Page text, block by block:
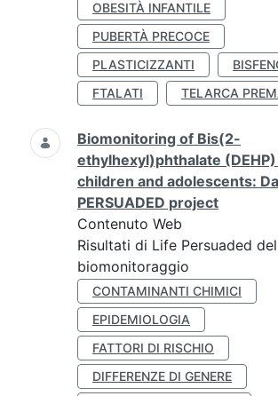
OBESITÀ INFANTILE
PUBERTÀ PRECOCE
PLASTICIZZANTI
FTALATI
TELARCA
Biomonitoring of Bis(2-
ethylhexyl)phthalate (DEHP)
children and adolescents:
PERSUADED project
Contenuto Web
Risultati di Life Persuaded
biomonitoraggio
CONTAMINANTI CHIMICI
EPIDEMIOLOGIA
FATTORI DI RISCHIO
DIFFERENZE DI GENERE